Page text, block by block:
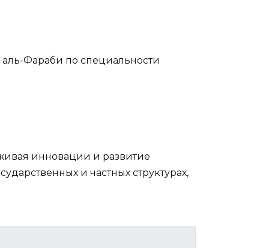
аль-Фараби по специальности
инновации и развитие
и частных структурах,